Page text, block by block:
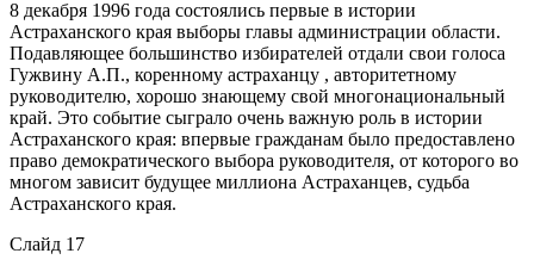
8 декабря 1996 года состоялись первые в истории
Астраханского края выборы главы администрации области.
Подавляющее большинство избирателей отдали свои голоса
Гужвину А.П., коренному астраханцу , авторитетному
руководителю, хорошо знающему свой многонациональный
край. Это событие сыграло очень важную роль в истории
Астраханского края: впервые гражданам было предоставлено
право демократического выбора руководителя, от которого во
многом зависит будущее миллиона Астраханцев, судьба
Астраханского края.
Слайд 17